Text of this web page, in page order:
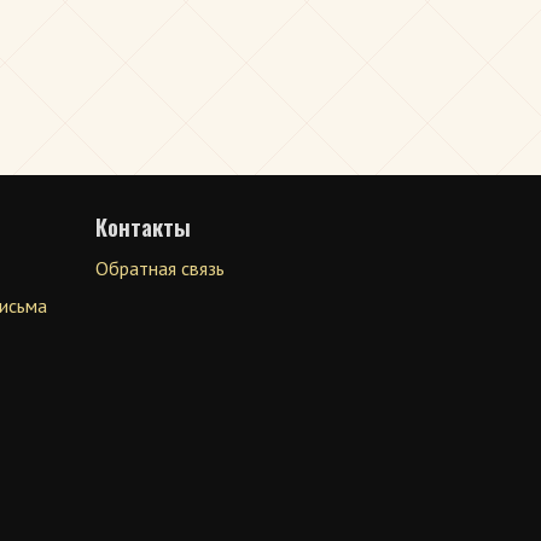
Контакты
Обратная связь